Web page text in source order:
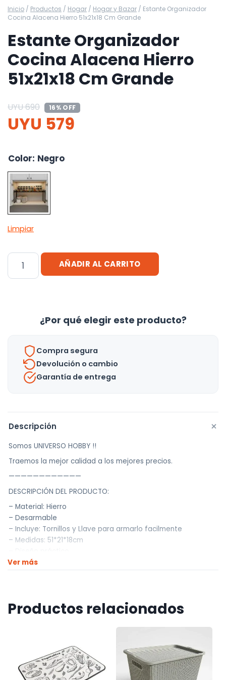
Inicio / Productos / Hogar / Hogar y Bazar / Estante Organizador
Cocina Alacena Hierro 51x21x18 Cm Grande
Estante Organizador
Cocina Alacena Hierro
51x21x18 Cm Grande
UYU690 16% OFF
UYU 579
Color: Negro
Limpiar
Estante
Organizador
Grande
cantidad
AÑADIR AL CARRITO
¿Por qué elegir este producto?
Compra segura
Devolución o cambio
Garantía de entrega
Descripción +
Somos UNIVERSO HOBBY !!
Traemos la mejor calidad a los mejores precios.
————————————
DESCRIPCIÓN DEL PRODUCTO:
– Material: Hierro
– Desarmable
– Incluye: Tornillos y Llave para armarlo facilmente
– Medidas: 51*21*18cm
• Colores: Negro – Blanco
Envíos dentro de Montevideo por Mercado de envíos.
agencia sin costo).
————————————
Ver más
Productos relacionados